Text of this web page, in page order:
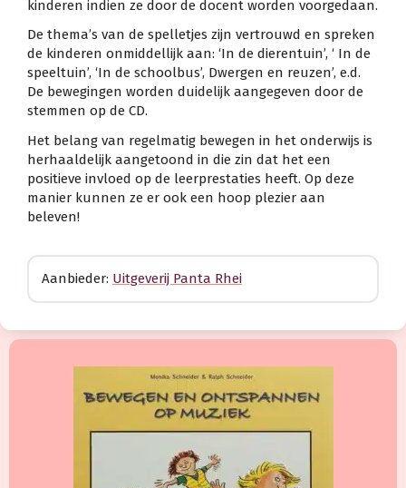
kinderen indien ze door de docent worden voorgedaan.
De thema’s van de spelletjes zijn vertrouwd en spreken
de kinderen onmiddellijk aan: ‘In de dierentuin’, ‘ In de
speeltuin’, ‘In de schoolbus’, Dwergen en reuzen’, e.d.
De bewegingen worden duidelijk aangegeven door de
stemmen op de CD.
Het belang van regelmatig bewegen in het onderwijs is
herhaaldelijk aangetoond in die zin dat het een
positieve invloed op de leerprestaties heeft. Op deze
manier kunnen ze er ook een hoop plezier aan
beleven!
Aanbieder: Uitgeverij Panta Rhei